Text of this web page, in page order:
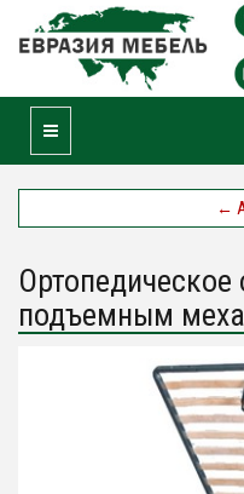
Toggle Navigation
←
Ортопедическое
подъемным